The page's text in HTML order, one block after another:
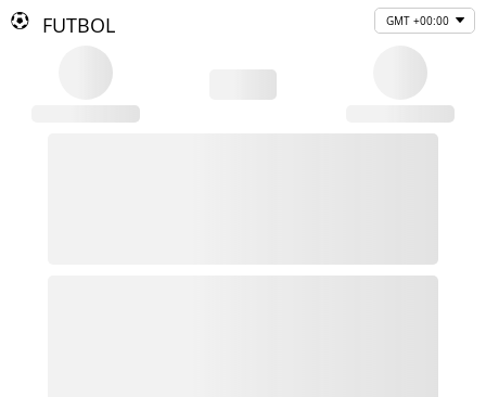
FUTBOL GMT +00:00